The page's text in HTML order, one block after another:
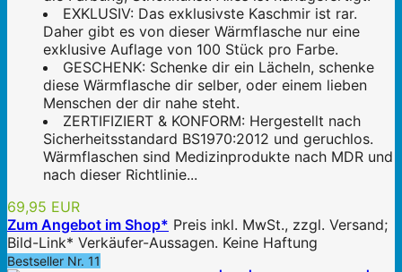
EXKLUSIV: Das exklusivste Kaschmir ist rar.
Daher gibt es von dieser Wärmflasche nur eine
exklusive Auflage von 100 Stück pro Farbe.
GESCHENK: Schenke dir ein Lächeln, schenke
diese Wärmflasche dir selber, oder einem lieben
Menschen der dir nahe steht.
ZERTIFIZIERT & KONFORM: Hergestellt nach
Sicherheitsstandard BS1970:2012 und geruchlos.
Wärmflaschen sind Medizinprodukte nach MDR und
nach dieser Richtlinie...
69,95 EUR
Zum Angebot im Shop* Preis inkl. MwSt., zzgl. Versand;
Bild-Link* Verkäufer-Aussagen. Keine Haftung
Bestseller Nr. 11